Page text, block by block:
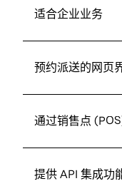
适合企业业务
预约派送的网页
通过销售点
提供 API 集成功